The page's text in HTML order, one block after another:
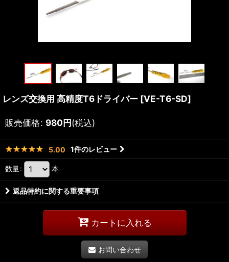
レンズ交換用 高精度T6ドライバー [VE-T6-SD]
販売価格: 980円(税込)
5.00 1件のレビュー
数量: 本
返品特約に関する重要事項
カートに入れる
お問い合わせ